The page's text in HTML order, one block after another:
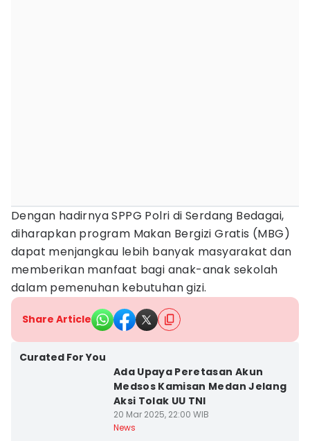
Dengan hadirnya SPPG Polri di Serdang Bedagai,
diharapkan program Makan Bergizi Gratis (MBG)
dapat menjangkau lebih banyak masyarakat dan
memberikan manfaat bagi anak-anak sekolah
dalam pemenuhan kebutuhan gizi.
Share Article
Curated For You
Ada Upaya Peretasan Akun
Medsos Kamisan Medan Jelang
Aksi Tolak UU TNI
20 Mar 2025, 22:00 WIB
News